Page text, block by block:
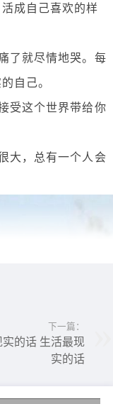
成自己喜欢的样
了就尽情地哭。每
自己。
受这个世界带给你
大，总有一个人会
下一篇：
实的话 生活最现
实的话